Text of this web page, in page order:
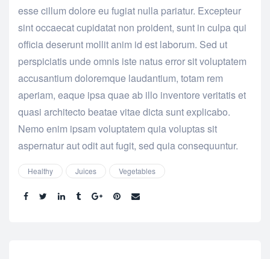
esse cillum dolore eu fugiat nulla pariatur. Excepteur
sint occaecat cupidatat non proident, sunt in culpa qui
officia deserunt mollit anim id est laborum. Sed ut
perspiciatis unde omnis iste natus error sit voluptatem
accusantium doloremque laudantium, totam rem
aperiam, eaque ipsa quae ab illo inventore veritatis et
quasi architecto beatae vitae dicta sunt explicabo.
Nemo enim ipsam voluptatem quia voluptas sit
aspernatur aut odit aut fugit, sed quia consequuntur.
Tags:
Healthy Juices Vegetables
Share: